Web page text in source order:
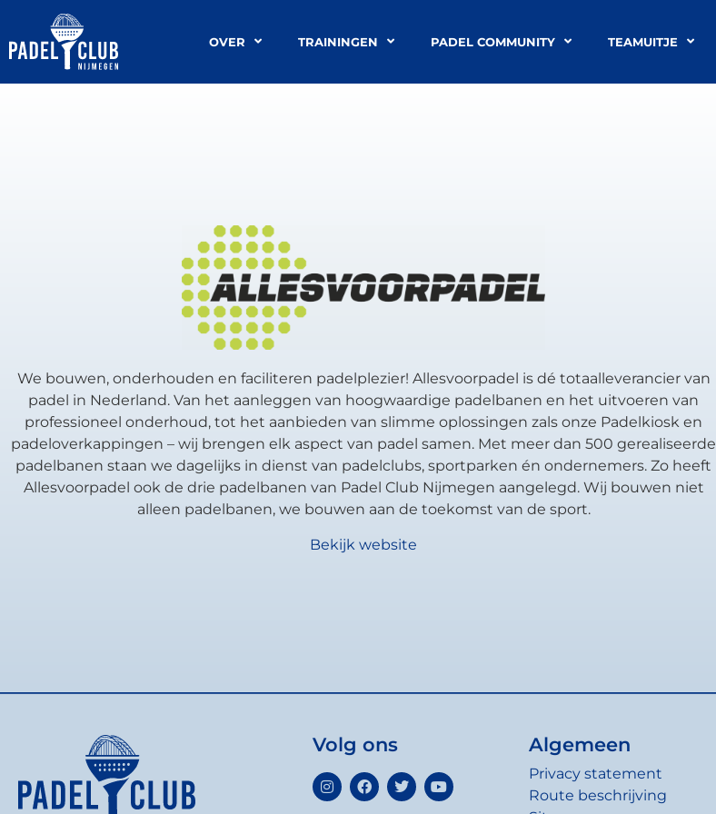
OVER TRAININGEN PADEL COMMUNITY TEAMUITJE
We bouwen, onderhouden en faciliteren padelplezier! Allesvoorpadel is dé totaalleverancier van
padel in Nederland. Van het aanleggen van hoogwaardige padelbanen en het uitvoeren van
professioneel onderhoud, tot het aanbieden van slimme oplossingen zals onze Padelkiosk en
padeloverkappingen – wij brengen elk aspect van padel samen. Met meer dan 500 gerealiseerde
padelbanen staan we dagelijks in dienst van padelclubs, sportparken én ondernemers. Zo heeft
Allesvoorpadel ook de drie padelbanen van Padel Club Nijmegen aangelegd. Wij bouwen niet
alleen padelbanen, we bouwen aan de toekomst van de sport.
Bekijk website
Volg ons Algemeen
Privacy statement
Route beschrijving